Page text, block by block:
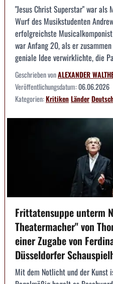
"Jesus Christ Superstar" war als
Wurf des Musikstudenten
erfolgreichste
war Anfang 20, als er
geniale Idee verwirklichte, die
Geschrieben vonALEXANDER
Veröffentlichungsdatum:06.06.2026
Kategorien:KritikenLänder
Frittatensuppe unterm
Theatermacher" von
einer Zugabe von
Düsseldorfer
Mit dem Notlicht und der Kunst